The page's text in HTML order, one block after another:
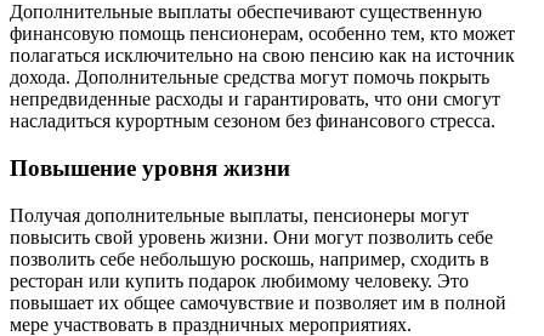
Дополнительные выплаты обеспечивают существенную
финансовую помощь пенсионерам, особенно тем, кто может
полагаться исключительно на свою пенсию как на источник
дохода. Дополнительные средства могут помочь покрыть
непредвиденные расходы и гарантировать, что они смогут
насладиться курортным сезоном без финансового стресса.
Повышение уровня жизни
Получая дополнительные выплаты, пенсионеры могут
повысить свой уровень жизни. Они могут позволить себе
позволить себе небольшую роскошь, например, сходить в
ресторан или купить подарок любимому человеку. Это
повышает их общее самочувствие и позволяет им в полной
мере участвовать в праздничных мероприятиях.